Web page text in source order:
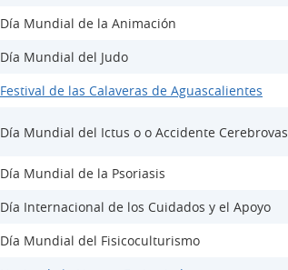
Día Mundial de la Animación
Día Mundial del Judo
Festival de las Calaveras de Aguascalientes
Día Mundial del Ictus o o Accidente
Día Mundial de la Psoriasis
Día Internacional de los Cuidados y el Apoyo
Día Mundial del Fisicoculturismo